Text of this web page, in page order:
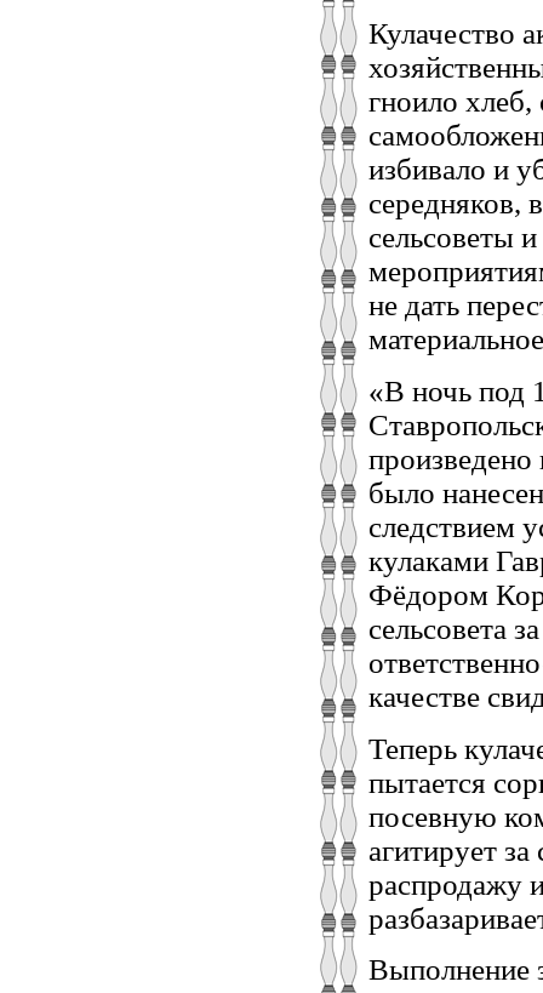
Кулачество
гноило
избивало и
середняков,
сельсоветы
не дать
«В ночь под
произведено
было
следствием
кулаками
Фёдором
сельсовета
качестве
Теперь
пытается
посевную
агитирует
распродажу
Выполнение